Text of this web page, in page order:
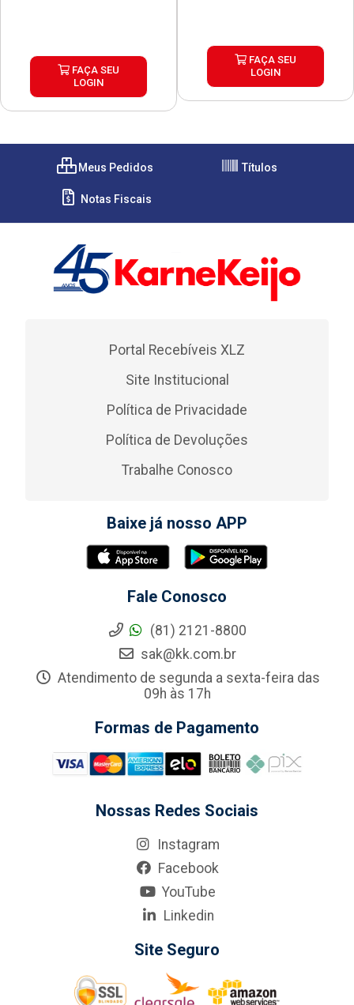
FAÇA SEU
LOGIN
FAÇA SEU
LOGIN
Meus Pedidos Títulos
Notas Fiscais
Portal Recebíveis XLZ
Site Institucional
Política de Privacidade
Política de Devoluções
Trabalhe Conosco
Baixe já nosso APP
Fale Conosco
(81) 2121-8800
sak@kk.com.br
Atendimento de segunda a sexta-feira das
09h às 17h
Formas de Pagamento
Nossas Redes Sociais
Instagram
Facebook
YouTube
Linkedin
Site Seguro